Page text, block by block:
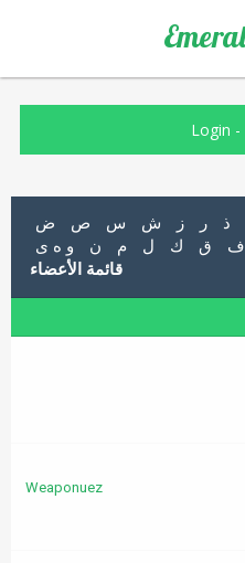
Login -
ذ ر ز ش س ص
ض
ف ق ك ل م ن
و ه ى
قائمة الأعضاء
Weaponuez